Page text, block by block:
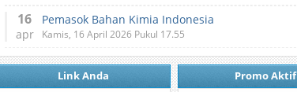
16
apr
Pemasok Bahan Kimia Indonesia
Kamis, 16 April 2026 Pukul 17.55
Link Anda
Promo Aktif